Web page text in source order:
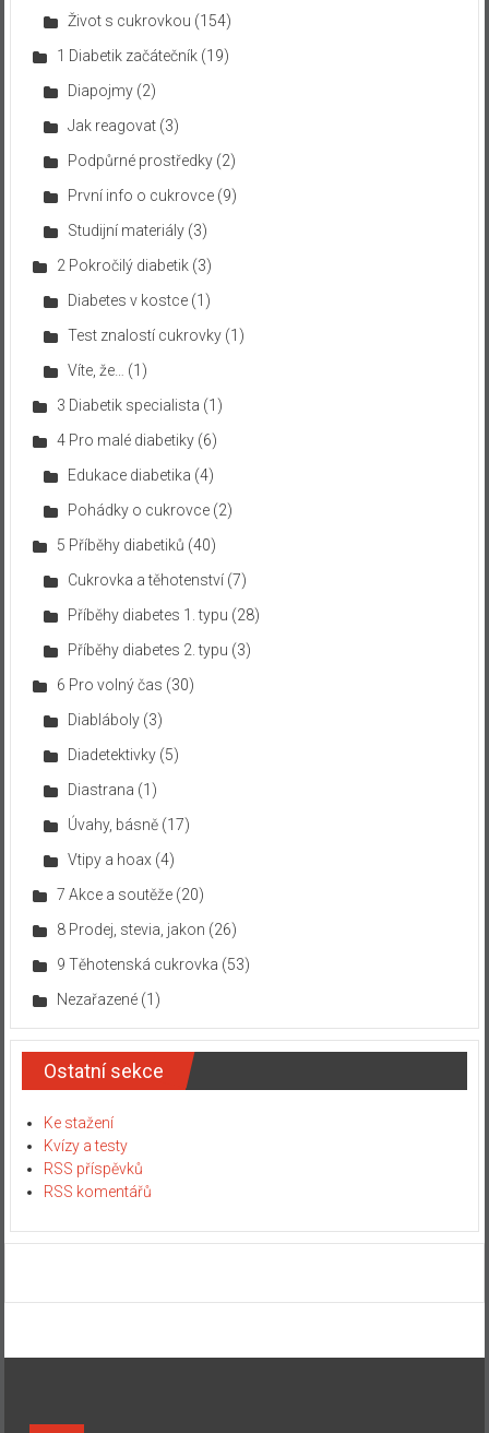
Život s cukrovkou (154)
1 Diabetik začátečník(19)
Diapojmy(2)
Jak reagovat(3)
Podpůrné prostředky(2)
První info o cukrovce(9)
Studijní materiály(3)
2 Pokročilý diabetik(3)
Diabetes v kostce(1)
Test znalostí cukrovky(1)
Víte, že…
(1)
3 Diabetik specialista (1)
4 Pro malé diabetiky(6)
Edukace diabetika (4)
Pohádky o cukrovce(2)
5 Příběhy diabetiků (40)
Cukrovka a těhotenství(7)
Příběhy diabetes 1. typu (28)
Příběhy diabetes 2. typu (3)
6 Pro volný čas (30)
Diabláboly(3)
Diadetektivky(5)
Diastrana (1)
Úvahy, básně(17)
Vtipy a hoax (4)
7 Akce a soutěže(20)
8 Prodej, stevia, jakon (26)
9 Těhotenská cukrovka (53)
Nezařazené(1)
Ostatní sekce
Ke stažení
Kvízy a testy
RSS příspěvků
RSS komentářů